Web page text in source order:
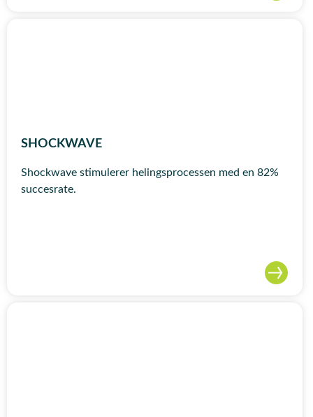
SHOCKWAVE
Shockwave stimulerer helingsprocessen med en 82%
succesrate.